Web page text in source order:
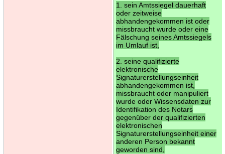
1. sein Amtssiegel dauerhaft
oder zeitweise
abhandengekommen ist oder
missbraucht wurde oder eine
Fälschung seines Amtssiegels
im Umlauf ist,
2. seine qualifizierte
elektronische
Signaturerstellungseinheit
abhandengekommen ist,
missbraucht oder manipuliert
wurde oder Wissensdaten zur
Identifikation des Notars
gegenüber der qualifizierten
elektronischen
Signaturerstellungseinheit einer
anderen Person bekannt
geworden sind,